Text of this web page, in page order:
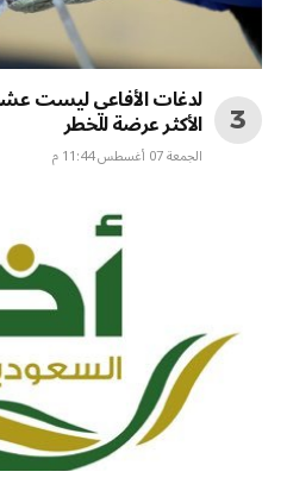
لدغات الأفاعي ليست
الأكثر عرضة للخطر
الجمعة 07 أغسطس 11:44 م